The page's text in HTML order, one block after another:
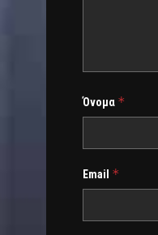
Όνομα *
Email *